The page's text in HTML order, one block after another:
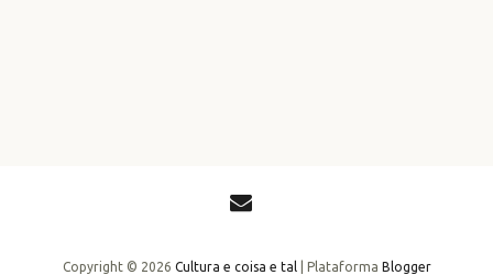
Copyright © 2026 Cultura e coisa e tal| Plataforma Blogger